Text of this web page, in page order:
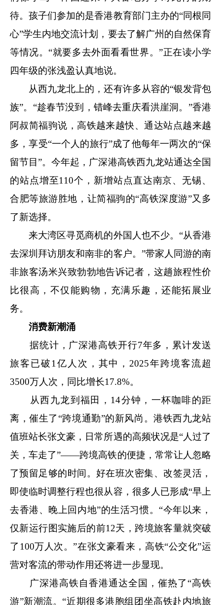
待。孩子们参加的是香港教育部门主办的“同根同
心”学生内地交流计划，要去了解广州的自然保育
等情况。“就要多去外面看看世界。”正在读小学
四年级的张浅盈认真地说。
从西九龙北上的，还有许多从容的“银发背包
族”。“趁春节没到，错峰去重庆看洪崖洞。”香港
阿叔简福驹说，高铁越来越快、通达站点越来越
多，享受“一个人的旅行”成了他每年一两次的“保
留节目”。今年起，广深港高铁西九龙站通达全国
的站点增至110个，新增站点直达南京、无锡、
合肥等旅游胜地，让简福驹的“高铁深度游”又多
了新选择。
来大湾区寻觅商机的外国人也不少。“从香港
去深圳拜访朋友和南非的客户。”带家人同游的南
非旅客汤米兴致勃勃地告诉记者，这趟旅程性价
比很高，不仅能购物，充满乐趣，还能拓展业
务。
消费新潮涌
据统计，广深港高铁开行7年多，累计发送
旅客已破1亿人次，其中，2025年跨境客流超
3500万人次，同比增长17.8%。
从西九龙到福田，14分钟，一杯咖啡的距
离，催生了“跨境通勤”的新风尚。港铁西九龙站
值班站长张文豪，日常所遇的高频状况是“人过了
关，车走了”——跨境高铁的便捷，常常让人忽略
了预留足够的时间。好在班次密集、改签灵活，
即使临时调整行程也很从容，很多人已形成“早上
去香港、晚上回内地”的生活习惯。“今年以来，
仅新运行图实施后的前12天，跨境旅客量就突破
了100万人次。”在张文豪看来，高铁“公交化”运
营对客流的带动作用还将进一步显现。
广深港高铁自香港通达全国，催热了“高铁
游”新潮流。“近期很多港胞组团坐高铁赴内地旅